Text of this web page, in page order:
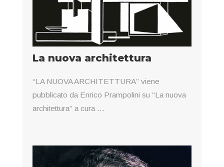
La nuova architettura
“LA NUOVA ARCHITETTURA” viene
pubblicato da Enrico Prampolini su “La nuova
architettura” a cura ...